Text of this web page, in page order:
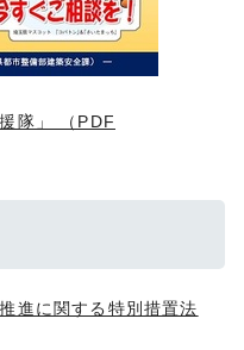
隊」 （PDF
進に関する特別措置法